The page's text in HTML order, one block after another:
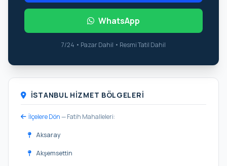
WhatsApp
7/24 • Pazar Dahil • Resmi Tatil Dahil
İSTANBUL HIZMET BÖLGELERI
İlçelere Dön— Fatih Mahalleleri:
Aksaray
Akşemsettin